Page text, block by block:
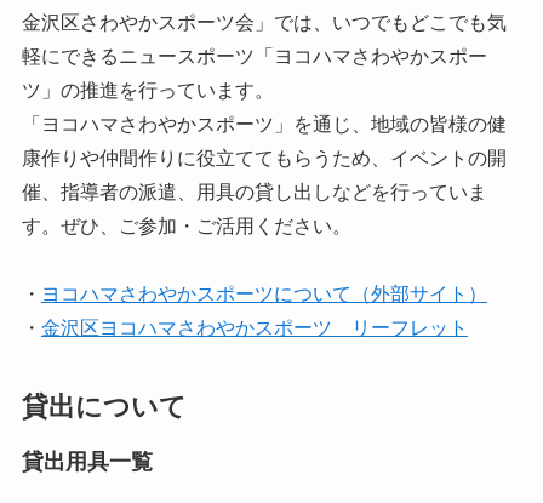
金沢区さわやかスポーツ会」では、いつでもどこでも気
軽にできるニュースポーツ「ヨコハマさわやかスポー
ツ」の推進を行っています。
「ヨコハマさわやかスポーツ」を通じ、地域の皆様の健
康作りや仲間作りに役立ててもらうため、イベントの開
催、指導者の派遣、用具の貸し出しなどを行っていま
す。ぜひ、ご参加・ご活用ください。
・ ヨコハマさわやかスポーツについて（外部サイト）
・ 金沢区ヨコハマさわやかスポーツ リーフレット
貸出について
貸出用具一覧